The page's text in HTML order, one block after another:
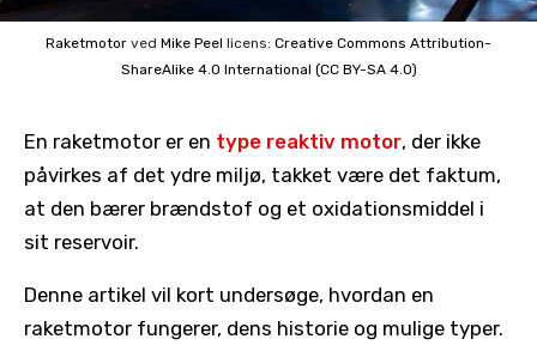
Raketmotor ved Mike Peel licens: Creative Commons Attribution-
ShareAlike 4.0 International (CC BY-SA 4.0)
En raketmotor er en type reaktiv motor, der ikke
påvirkes af det ydre miljø, takket være det faktum,
at den bærer brændstof og et oxidationsmiddel i
sit reservoir.
Denne artikel vil kort undersøge, hvordan en
raketmotor fungerer, dens historie og mulige typer.